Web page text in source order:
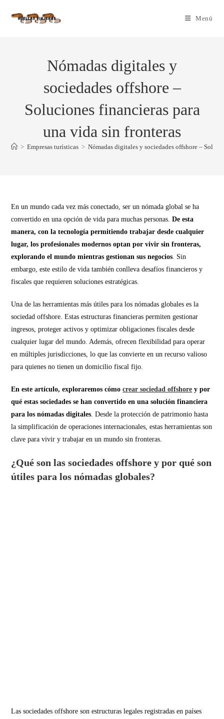
Menú
Nómadas digitales y
sociedades offshore –
Soluciones financieras para
una vida sin fronteras
> Empresas turísticas > Nómadas digitales y sociedades offshore –
En un mundo cada vez más conectado, ser un nómada global se ha
convertido en una opción de vida para muchas personas.De esta
manera, con la tecnología permitiendo trabajar desde cualquier
lugar, los profesionales modernos optan por vivir sin fronteras,
explorando el mundo mientras gestionan sus negocios. Sin
embargo, este estilo de vida también conlleva desafíos financieros y
fiscales que requieren soluciones estratégicas.
Una de las herramientas más útiles para los nómadas globales es la
sociedad offshore. Estas estructuras financieras permiten gestionar
ingresos, proteger activos y optimizar obligaciones fiscales desde
cualquier lugar del mundo. Además, ofrecen flexibilidad para operar
en múltiples jurisdicciones, lo que las convierte en un recurso valioso
para quienes no tienen un domicilio fiscal fijo.
En este artículo, exploraremos cómocrear sociedad offshore y por
qué estas sociedades se han convertido en una solución financiera
para los nómadas digitales. Desde la protección de patrimonio hasta
la simplificación de operaciones internacionales, estas herramientas son
clave para vivir y trabajar en un mundo sin fronteras.
¿Qué son las sociedades offshore y por qué son
útiles para los nómadas globales?
Las sociedades offshore son estructuras legales registradas en países